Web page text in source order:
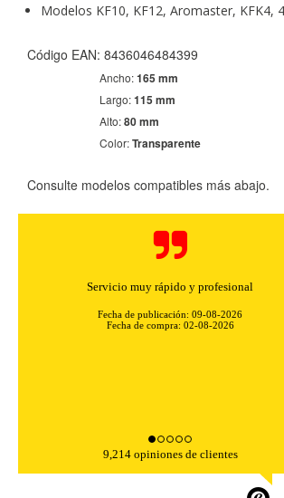
Modelos KF10, KF12, Aromaster, KFK4,
Código EAN: 8436046484399
Ancho:165 mm
Largo:115 mm
Alto:80 mm
Color:Transparente
Consulte modelos compatibles más abajo.
Servicio muy rápido y profesional
Fecha de publicación: 09-08-2026
Fecha de compra: 02-08-2026
9,214 opiniones de clientes
CONFIGURACIÓN DE
HABILITAR TODO
funcione y no se pueden desactivar en
Puede configurar su navegador para
funcionarán. Estas cookies no almacenan